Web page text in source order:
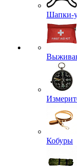
Шапки-
Кобуры